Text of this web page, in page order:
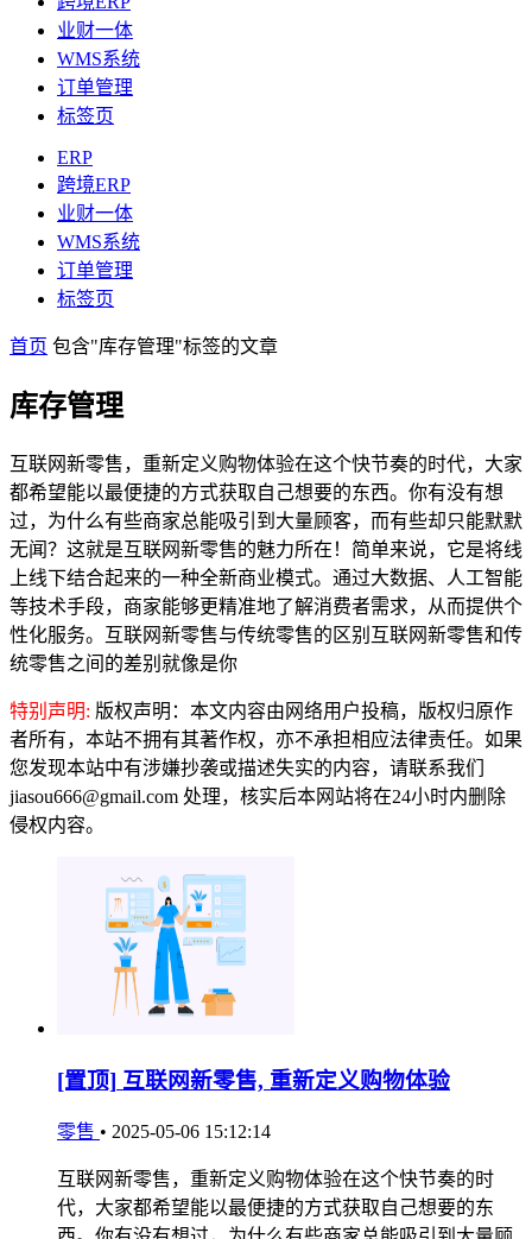
业财一体
WMS系统
订单管理
标签页
ERP
跨境ERP
业财一体
WMS系统
订单管理
标签页
首页 包含"库存管理"标签的文章
库存管理
互联网新零售，重新定义购物体验在这个快节奏的时代，大家
都希望能以最便捷的方式获取自己想要的东西。你有没有想
过，为什么有些商家总能吸引到大量顾客，而有些却只能默默
无闻？这就是互联网新零售的魅力所在！简单来说，它是将线
上线下结合起来的一种全新商业模式。通过大数据、人工智能
等技术手段，商家能够更精准地了解消费者需求，从而提供个
性化服务。互联网新零售与传统零售的区别互联网新零售和传
统零售之间的差别就像是你
特别声明: 版权声明：本文内容由网络用户投稿，版权归原作
者所有，本站不拥有其著作权，亦不承担相应法律责任。如果
您发现本站中有涉嫌抄袭或描述失实的内容，请联系我们
jiasou666@gmail.com 处理，核实后本网站将在24小时内删除
侵权内容。
[置顶] 互联网新零售, 重新定义购物体验
零售 • 2025-05-06 15:12:14
互联网新零售，重新定义购物体验在这个快节奏的时
代，大家都希望能以最便捷的方式获取自己想要的东